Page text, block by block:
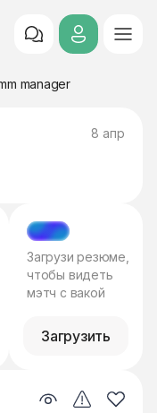
manager
8 апр
МЭТЧ
Загрузи резюме,
чтобы видеть
мэтч с вакой
Загрузить